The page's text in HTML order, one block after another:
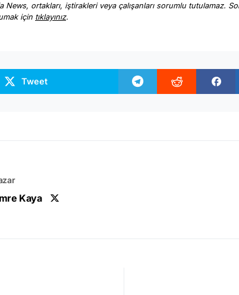
News, ortakları, iştirakleri veya çalışanları sorumlu tutulamaz.
için tıklayınız.
Tweet
Kaya